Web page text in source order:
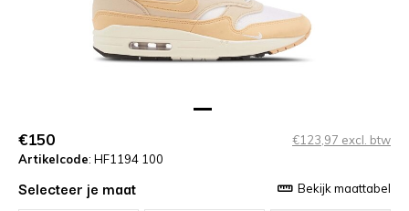
€150
€123,97 excl. btw
Artikelcode: HF1194 100
Selecteer je maat Bekijk maattabel